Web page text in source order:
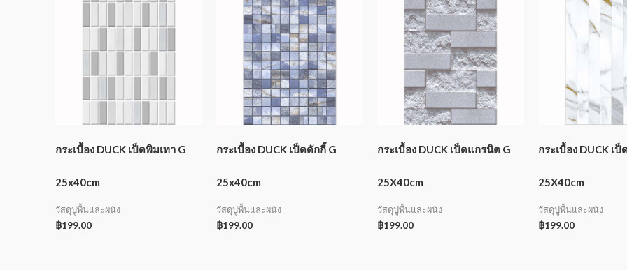
กระเบื้อง DUCK เป็ดพิมเทา G
25x40cm
วัสดุปูพื้นและผนัง
฿199.00
กระเบื้อง DUCK เป็ดดักกี้ G
25x40cm
วัสดุปูพื้นและผนัง
฿199.00
กระเบื้อง DUCK เป็ดแกรนิต G
25X40cm
วัสดุปูพื้นและผนัง
฿199.00
กระเบื้อง DUCK เป็
25X40cm
วัสดุปูพื้นและผนัง
฿199.00